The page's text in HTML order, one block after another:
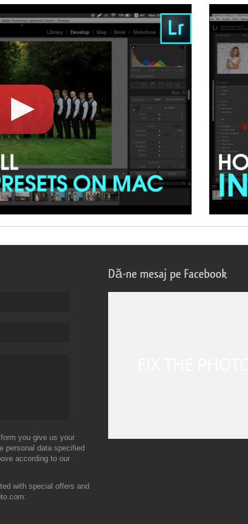
you give us your
personal data specified
according to our
with special offers and
Dă-ne mesaj pe Facebook